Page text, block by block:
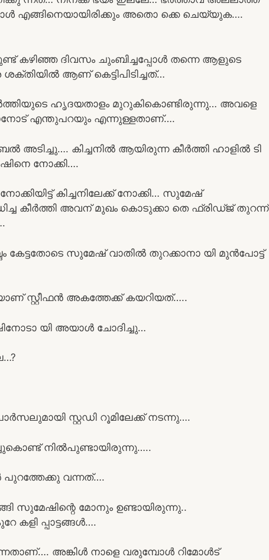
എങ്ങിനെയായിരിക്കും അതൊ ക്കെ ചെയ്യുക….
കഴിഞ്ഞ ദിവസം ചുംബിച്ചപ്പോൾ തന്നെ ആളുടെ
ആണ് കെട്ടിപിടിച്ചത്…
ഹൃദയതാളം മുറുകികൊണ്ടിരുന്നു… അവളെ
എന്തുപറയും എന്നുള്ളതാണ്….
അടിച്ചു…. കിച്ചനിൽ ആയിരുന്ന കീർത്തി ഹാളിൽ ടി
നോക്കി….
കിച്ചനിലേക്ക് നോക്കി… സുമേഷ്
കീർത്തി അവന് മുഖം കൊടുക്കാ തെ ഫ്രിഡ്ജ് തുറന്ന്
സുമേഷ് വാതിൽ തുറക്കാനാ യി മുൻപോട്ട്
സ്റ്റീഫൻ അകത്തേക്ക് കയറിയത്…..
യി അയാൾ ചോദിച്ചു…
സ്റ്റഡി റൂമിലേക്ക് നടന്നു….
നിൽപുണ്ടായിരുന്നു…..
പുറത്തേക്കു വന്നത്….
മോനും ഉണ്ടായിരുന്നു..
പ്പാട്ടങ്ങൾ….
അങ്കിൾ നാളെ വരുമ്പോൾ റിമോൾട്